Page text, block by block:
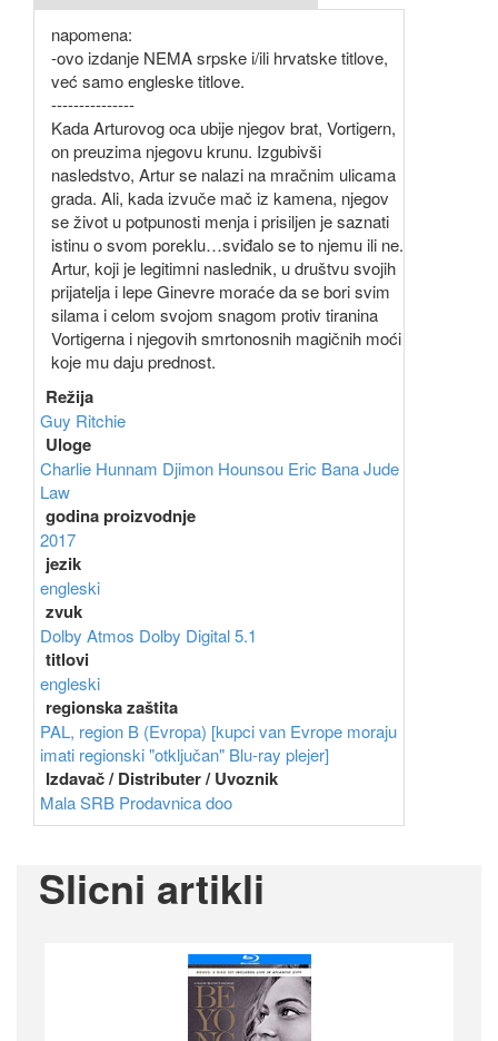
napomena:
-ovo izdanje NEMA srpske i/ili hrvatske titlove,
već samo engleske titlove.
---------------
Kada Arturovog oca ubije njegov brat, Vortigern,
on preuzima njegovu krunu. Izgubivši
nasledstvo, Artur se nalazi na mračnim ulicama
grada. Ali, kada izvuče mač iz kamena, njegov
se život u potpunosti menja i prisiljen je saznati
istinu o svom poreklu…sviđalo se to njemu ili ne.
Artur, koji je legitimni naslednik, u društvu svojih
prijatelja i lepe Ginevre moraće da se bori svim
silama i celom svojom snagom protiv tiranina
Vortigerna i njegovih smrtonosnih magičnih moći
koje mu daju prednost.
Režija
Guy Ritchie
Uloge
Charlie Hunnam Djimon Hounsou Eric BanaJude
Law
godina proizvodnje
2017
jezik
engleski
zvuk
Dolby Atmos Dolby Digital 5.1
titlovi
engleski
regionska zaštita
PAL, region B (Evropa) [kupci van Evrope moraju
imati regionski "otključan" Blu-ray plejer]
Izdavač / Distributer / Uvoznik
Mala SRB Prodavnica doo
Slicni artikli